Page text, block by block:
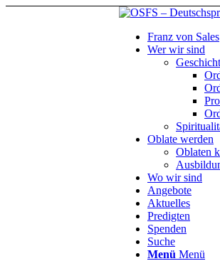
Franz von Sales
Wer wir sind
Oblate werden
Oblaten
Wo wir sind
Angebote
Aktuelles
Predigten
Spenden
Suche
Menü Menü